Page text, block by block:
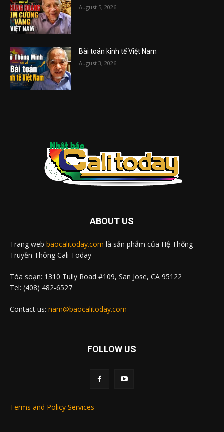
August 5, 2026
Bài toán kinh tế Việt Nam
August 3, 2026
ABOUT US
Trang web baocalitoday.com là sản phẩm của Hệ Thống
Truyền Thông Cali Today
Tòa soạn: 1310 Tully Road #109, San Jose, CA 95122
Tel: (408) 482-6527
Contact us: nam@baocalitoday.com
FOLLOW US
Terms and Policy Services